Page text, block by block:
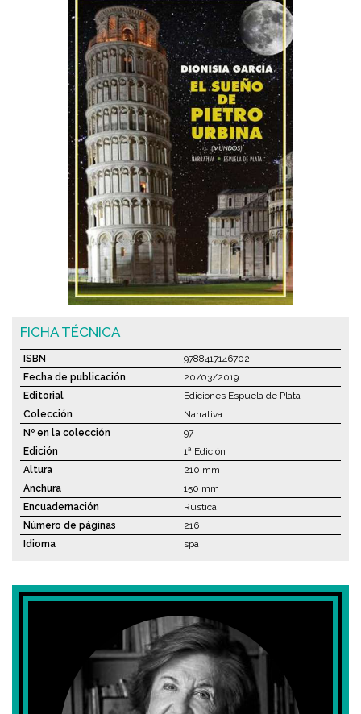
FICHA TÉCNICA
ISBN
9788417146702
Fecha de publicación
20/03/2019
Editorial
Ediciones Espuela de Plata
Colección
Narrativa
Nº en la colección
97
Edición
1ª Edición
Altura
210 mm
Anchura
150 mm
Encuadernación
Rústica
Número de páginas
216
Idioma
spa